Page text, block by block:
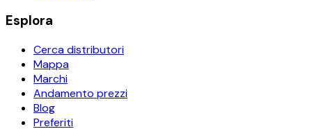
Esplora
Cerca distributori
Mappa
Marchi
Andamento prezzi
Blog
Preferiti